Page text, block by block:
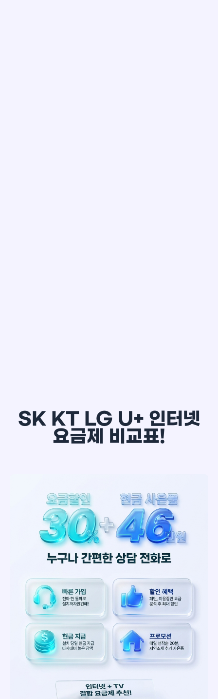
SK KT LG U+ 인터넷
요금제 비교표!